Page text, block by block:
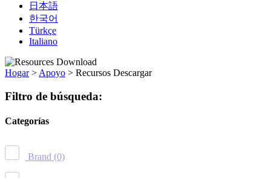
日本語
한국어
Türkçe
Italiano
Hogar > Apoyo > Recursos Descargar
Filtro de búsqueda:
Categorías
Brand (0)